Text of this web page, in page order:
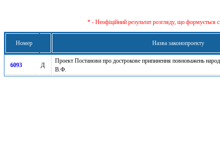
* - Неофіційний результат розгляду, що формується
Номер Назва законопроекту
6093 Д
Проект Постанови про дострокове припинення повноважень
В.Ф.